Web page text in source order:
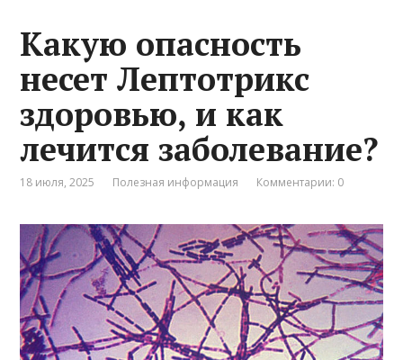
Какую опасность
несет Лептотрикс
здоровью, и как
лечится заболевание?
18 июля, 2025 Полезная информация Комментарии: 0